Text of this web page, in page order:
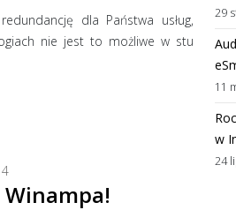
dla Państwa usług,
nie jest to możliwe w stu
29
11
w
24